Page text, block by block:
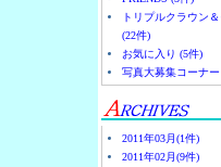
トリプルクラウン
(22件)
お気に入り (5件)
写真大募集コーナ
2011年03月(1件)
2011年02月(9件)